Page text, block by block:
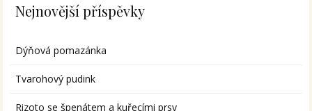
Nejnovější příspěvky
Dýňová pomazánka
Tvarohový pudink
Rizoto se špenátem a kuřecími prsy